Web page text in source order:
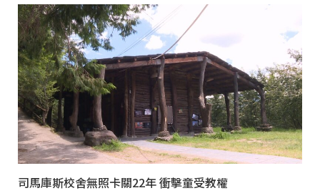
司馬庫斯校舍無照卡關22年 衝擊童受教權